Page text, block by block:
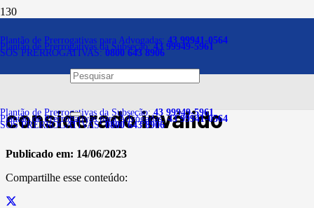
Plantão de Prerrogativas para Advogadas: 43 99941-0564
Plantão de Prerrogativas da Subseção:43 99949-5961
SOS PRERROGATIVAS:0800 643 8906
Plantão de Prerrogativas da Subseção:43 99949-5961
Plantão de Prerrogativas para Advogadas:43 99941-0564
SOS PRERROGATIVAS:0800 643 8906
Banco de horas sem
controle de saldo é
considerado inválido
Publicado em: 14/06/2023
Compartilhe esse conteúdo: